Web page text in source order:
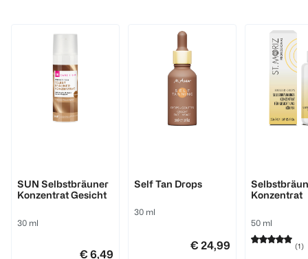
SUN Selbstbräuner
Konzentrat Gesicht
30 ml
€ 6,49
Self Tan Drops
30 ml
€ 24,99
Konzentrat
50 ml
(1)